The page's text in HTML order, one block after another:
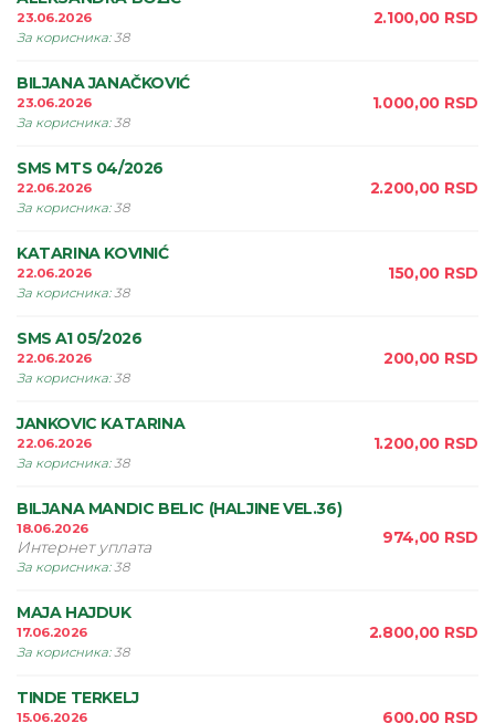
23.06.2026
За корисника:38
2.100,00 RSD
BILJANA JANAČKOVIĆ
23.06.2026
За корисника:38
1.000,00 RSD
SMS MTS 04/2026
22.06.2026
За корисника:38
2.200,00 RSD
KATARINA KOVINIĆ
22.06.2026
За корисника:38
150,00 RSD
SMS A1 05/2026
22.06.2026
За корисника:38
200,00 RSD
JANKOVIC KATARINA
22.06.2026
За корисника:38
1.200,00 RSD
BILJANA MANDIC BELIC (HALJINE VEL.36)
18.06.2026
Интернет уплата
За корисника:38
974,00 RSD
MAJA HAJDUK
17.06.2026
За корисника:38
2.800,00 RSD
TINDE TERKELJ
15.06.2026
600,00 RSD